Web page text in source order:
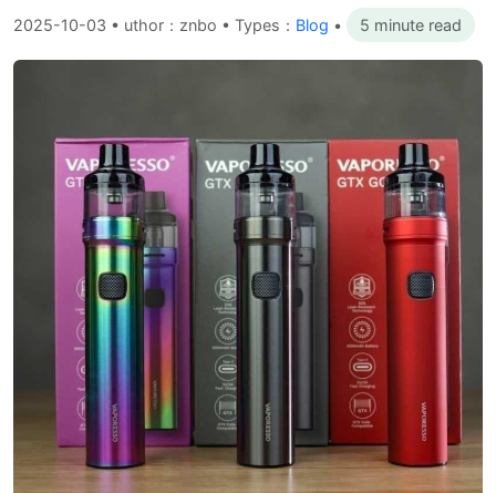
2025-10-03 • uthor：znbo • Types： Blog • 5 minute read